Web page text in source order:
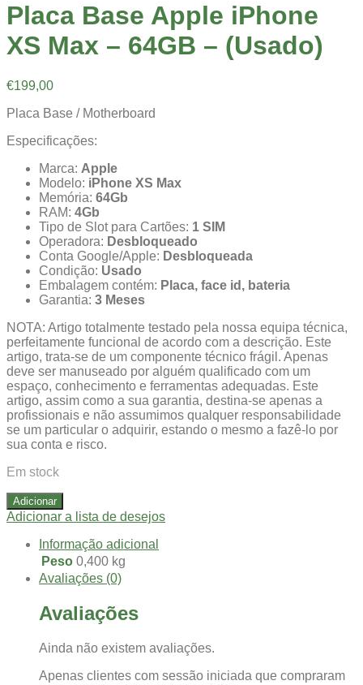
Placa Base Apple iPhone
XS Max – 64GB – (Usado)
€199,00
Placa Base / Motherboard
Especificações:
Marca: Apple
Modelo: iPhone XS Max
Memória: 64Gb
RAM: 4Gb
Tipo de Slot para Cartões: 1 SIM
Operadora: Desbloqueado
Conta Google/Apple: Desbloqueada
Condição: Usado
Embalagem contém: Placa, face id, bateria
Garantia: 3 Meses
NOTA: Artigo totalmente testado pela nossa equipa técnica,
perfeitamente funcional de acordo com a descrição. Este
artigo, trata-se de um componente técnico frágil. Apenas
deve ser manuseado por alguém qualificado com um
espaço, conhecimento e ferramentas adequadas. Este
artigo, assim como a sua garantia, destina-se apenas a
profissionais e não assumimos qualquer responsabilidade
se um particular o adquirir, estando o mesmo a fazê-lo por
sua conta e risco.
Em stock
Adicionar
Adicionar a lista de desejos
Informação adicional
Peso 0,400 kg
Avaliações (0)
Avaliações
Ainda não existem avaliações.
Apenas clientes com sessão iniciada que compraram